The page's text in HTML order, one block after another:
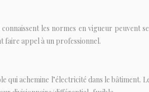
les normes en vigueur
faire appel à un professionnel.
qui achemine l’électricité dans le